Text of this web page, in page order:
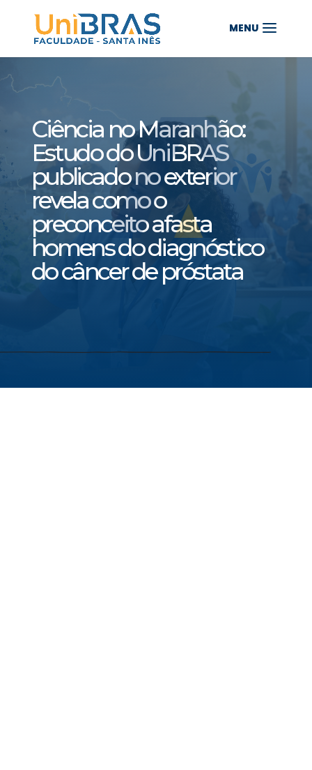
Ciência no Maranhão:
Estudo do UniBRAS
publicado no exterior
revela como o
preconceito afasta
homens do diagnóstico
do câncer de próstata